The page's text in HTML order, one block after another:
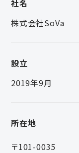
社名
株式会社SoVa
設立
2019年9月
所在地
〒101-0035